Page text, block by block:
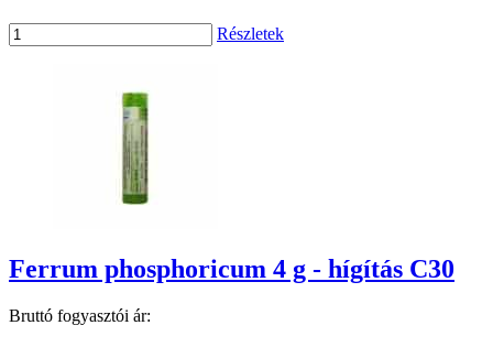
Részletek
Ferrum phosphoricum 4 g - hígítás C30
Bruttó fogyasztói ár: